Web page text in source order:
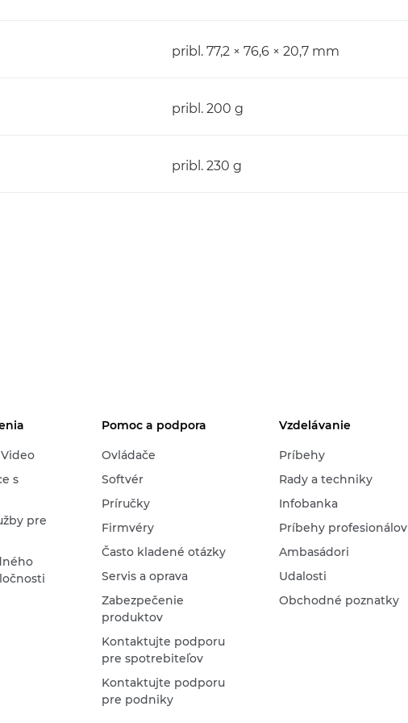
pribl. 77,2 × 76,6 × 20,7 mm
pribl. 200 g
pribl. 230 g
s
pre
Pomoc a podpora
Ovládače
Softvér
Príručky
Firmvéry
Často kladené otázky
Servis a oprava
Zabezpečenie
produktov
Kontaktujte podporu
pre spotrebiteľov
Kontaktujte podporu
pre podniky
Vzdelávanie
Príbehy
Rady a techniky
Infobanka
Príbehy profesionálov
Ambasádori
Udalosti
Obchodné poznatky